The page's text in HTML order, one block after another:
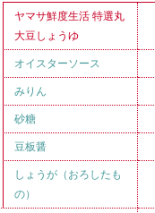
ヤマサ鮮度生活 特選丸
大豆しょうゆ
オイスターソース
みりん
砂糖
豆板醤
しょうが（おろしたも
の）